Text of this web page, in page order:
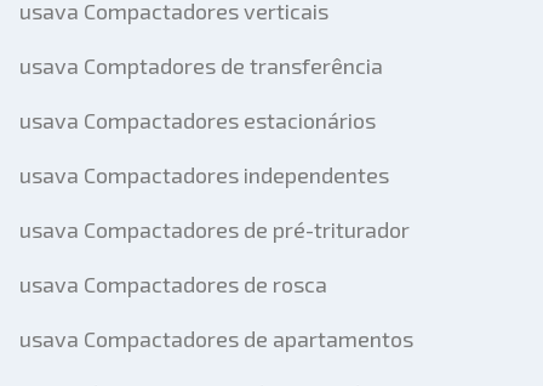
usava Compactadores verticais
usava Comptadores de transferência
usava Compactadores estacionários
usava Compactadores independentes
usava Compactadores de pré-triturador
usava Compactadores de rosca
usava Compactadores de apartamentos